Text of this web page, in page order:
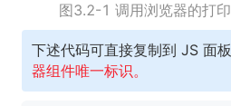
图3.2-1 调用浏览器的打
下述代码可直接复制到 JS 面板
器组件唯一标识。